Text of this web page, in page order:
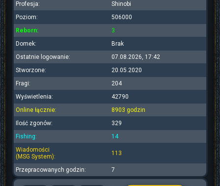
Profesja:
Shinobi
Poziom:
506000
Reborn:
3
Domek:
Brak
Ostatnie logowanie:
07.08.2026, 17:42
Stworzone:
20.05.2020
Fragi:
204
Wyświetlenia:
42790
Online łącznie:
8903 godzin
Ilość zgonów:
329
Fishing:
14
Wiadomości
(MSG System):
113
Przepracowanych godzin: 7